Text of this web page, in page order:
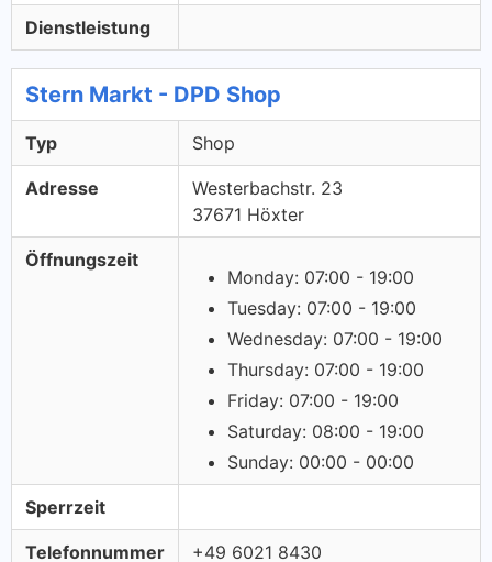
Dienstleistung
Stern Markt - DPD Shop
Typ Shop
Adresse
Westerbachstr. 23
37671 Höxter
Öffnungszeit
Monday: 07:00 - 19:00
Tuesday: 07:00 - 19:00
Wednesday: 07:00 - 19:00
Thursday: 07:00 - 19:00
Friday: 07:00 - 19:00
Saturday: 08:00 - 19:00
Sunday: 00:00 - 00:00
Sperrzeit
Telefonnummer +49 6021 8430